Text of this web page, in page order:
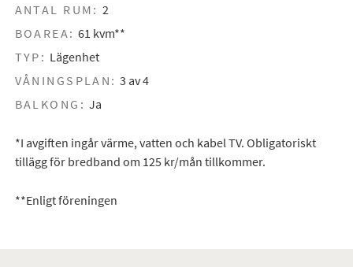
ANTAL RUM: 2
BOAREA: 61 kvm**
TYP: Lägenhet
VÅNINGSPLAN: 3 av 4
BALKONG: Ja
*I avgiften ingår värme, vatten och kabel TV. Obligatoriskt
tillägg för bredband om 125 kr/mån tillkommer.
**Enligt föreningen